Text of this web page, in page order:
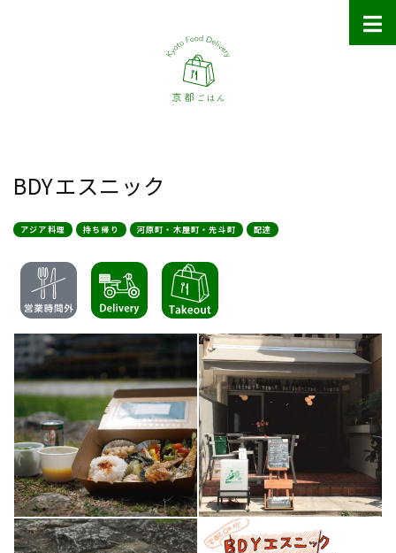
BDYエスニック
アジア料理 持ち帰り 河原町・木屋町・先斗町 配達